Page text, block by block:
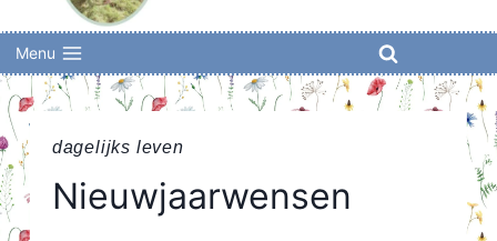
Menu
dagelijks leven
Nieuwjaarwensen